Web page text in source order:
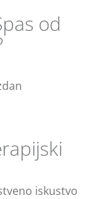
od
iskustvo